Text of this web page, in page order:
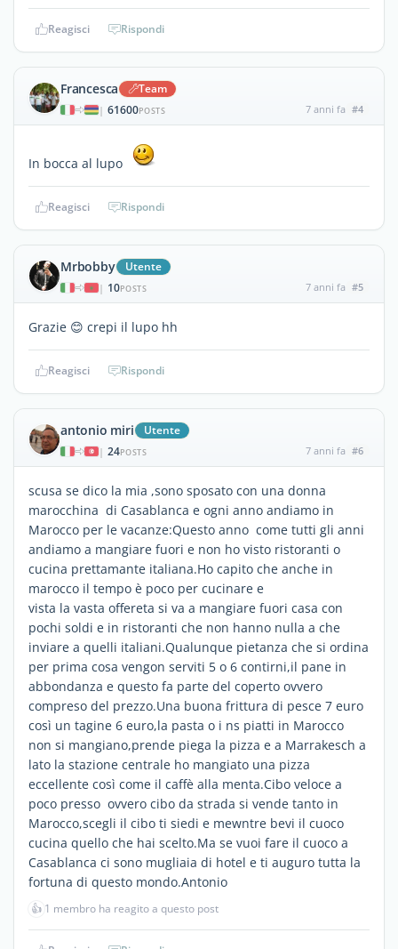
Reagisci Rispondi
Francesca Team
| 61600POSTS 7 anni fa #4
In bocca al lupo
Reagisci Rispondi
Mrbobby Utente
| 10POSTS 7 anni fa #5
Grazie 😊 crepi il lupo hh
Reagisci Rispondi
antonio miri Utente
| 24POSTS 7 anni fa #6
scusa se dico la mia ,sono sposato con una donna
marocchina di Casablanca e ogni anno andiamo in
Marocco per le vacanze:Questo anno come tutti gli anni
andiamo a mangiare fuori e non ho visto ristoranti o
cucina prettamante italiana.Ho capito che anche in
marocco il tempo è poco per cucinare e
vista la vasta offereta si va a mangiare fuori casa con
pochi soldi e in ristoranti che non hanno nulla a che
inviare a quelli italiani.Qualunque pietanza che si ordina
per prima cosa vengon serviti 5 o 6 contirni,il pane in
abbondanza e questo fa parte del coperto ovvero
compreso del prezzo.Una buona frittura di pesce 7 euro
così un tagine 6 euro,la pasta o i ns piatti in Marocco
non si mangiano,prende piega la pizza e a Marrakesch a
lato la stazione centrale ho mangiato una pizza
eccellente così come il caffè alla menta.Cibo veloce a
poco presso ovvero cibo da strada si vende tanto in
Marocco,scegli il cibo ti siedi e mewntre bevi il cuoco
cucina quello che hai scelto.Ma se vuoi fare il cuoco a
Casablanca ci sono mugliaia di hotel e ti auguro tutta la
fortuna di questo mondo.Antonio
👍 1 membro ha reagito a questo post